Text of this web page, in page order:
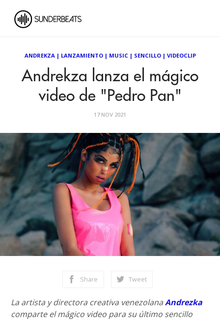
ANDREKZA| LANZAMIENTO| MUSIC| SENCILLO| VIDEOCLIP
Andrekza lanza el mágico
video de "Pedro Pan"
17 NOV 2021
Share Tweet
La artista y directora creativa venezolanaAndrezka
comparte el mágico video para su último sencillo